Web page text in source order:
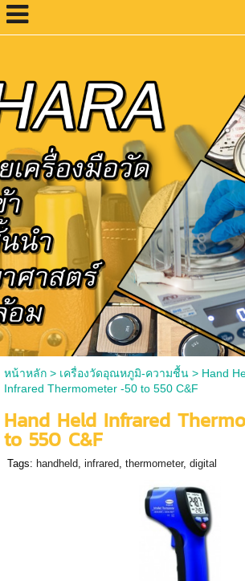
หน้าหลัก> เครื่องวัดอุณหภูมิ-ความชื้น> Hand
Infrared Thermometer -50 to 550 C&F
Hand Held Infrared
to 550 C&F
Tags: handheld, infrared, thermometer, digital